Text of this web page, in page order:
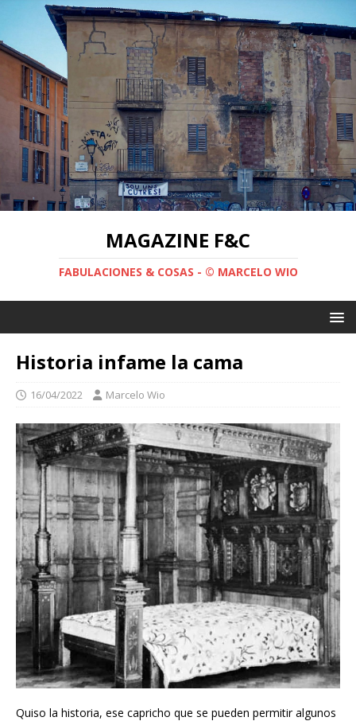
MAGAZINE F&C
FABULACIONES & COSAS - © MARCELO WIO
Historia infame la cama
16/04/2022 Marcelo Wio
Quiso la historia, ese capricho que se pueden permitir algunos